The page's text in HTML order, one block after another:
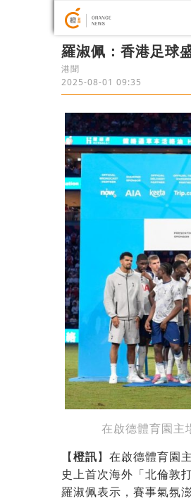
羅淑佩：香港足球
港聞
2025-08-01 09:35
在啟德體育園主
【橙訊】在啟德體育園
史上首次海外「北倫敦
羅淑佩表示，賽事氣氛